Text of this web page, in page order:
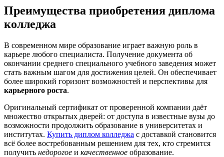
Преимущества приобретения диплома
колледжа
В современном мире образование играет важную роль в
карьере любого специалиста. Получение документа об
окончании среднего специального учебного заведения может
стать важным шагом для достижения целей. Он обеспечивает
более широкий горизонт возможностей и перспективы для
карьерного роста.
Оригинальный сертификат от проверенной компании даёт
множество открытых дверей: от доступа в известные вузы до
возможности продолжить образование в университетах и
институтах. Купить диплом колледжа с доставкой становится
всё более востребованным решением для тех, кто стремится
получить недорогое и качественное образование.